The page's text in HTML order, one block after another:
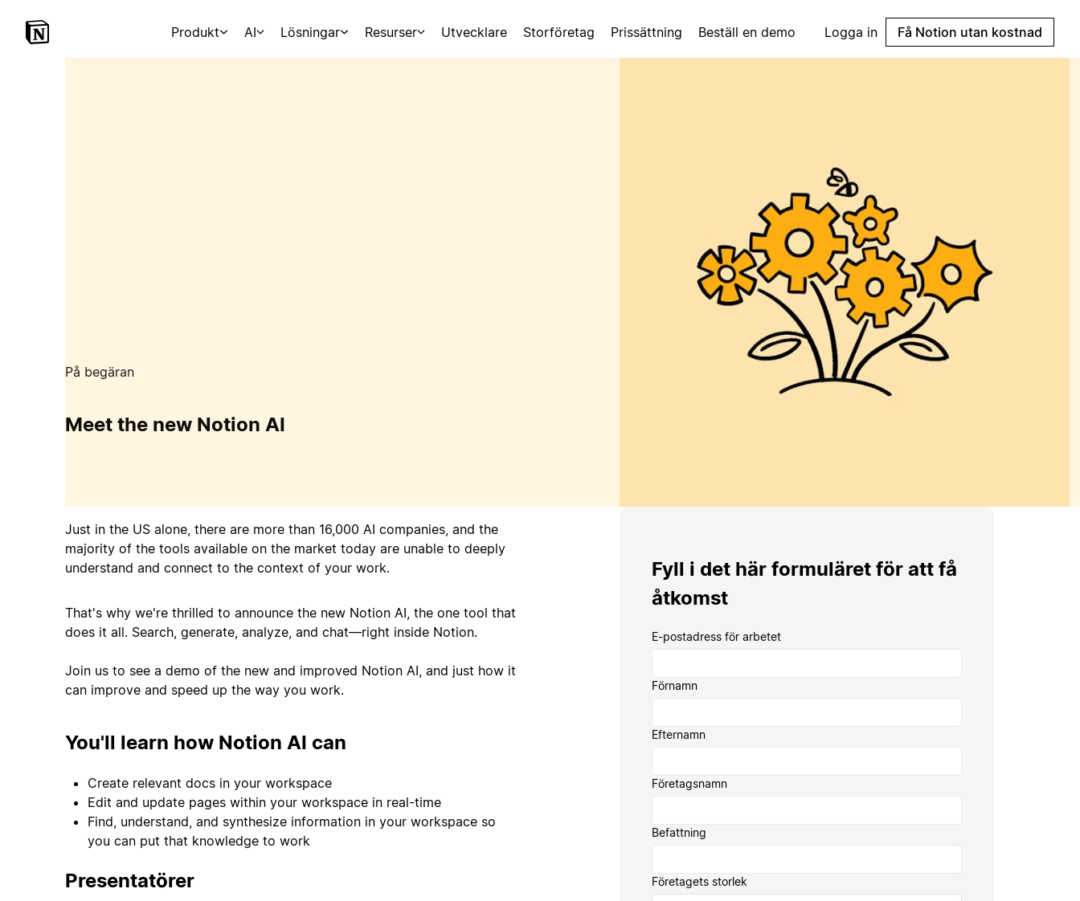
Produkt AI Lösningar Resurser Utvecklare Storföretag Prissättning Beställ en demo Logga in Få Notion utan kostnad
På begäran
Meet the new Notion AI
Just in the US alone, there are more than 16,000 AI companies, and the
majority of the tools available on the market today are unable to deeply
understand and connect to the context of your work.
That's why we're thrilled to announce the new Notion AI, the one tool that
does it all. Search, generate, analyze, and chat—right inside Notion.
Join us to see a demo of the new and improved Notion AI, and just how it
can improve and speed up the way you work.
You'll learn how Notion AI can
Create relevant docs in your workspace
Edit and update pages within your workspace in real-time
Find, understand, and synthesize information in your workspace so
you can put that knowledge to work
Presentatörer
Fyll i det här formuläret för att få
åtkomst
E-postadress för arbetet
Förnamn
Efternamn
Företagsnamn
Befattning
Företagets storlek